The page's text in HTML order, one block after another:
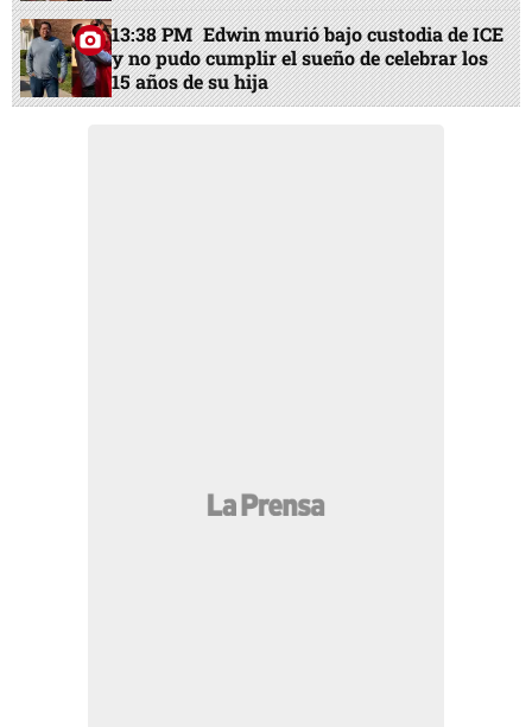
13:38 PM Edwin murió bajo custodia de ICE
y no pudo cumplir el sueño de celebrar los
15 años de su hija